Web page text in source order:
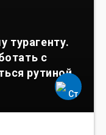
турагенту.
с
рутиной